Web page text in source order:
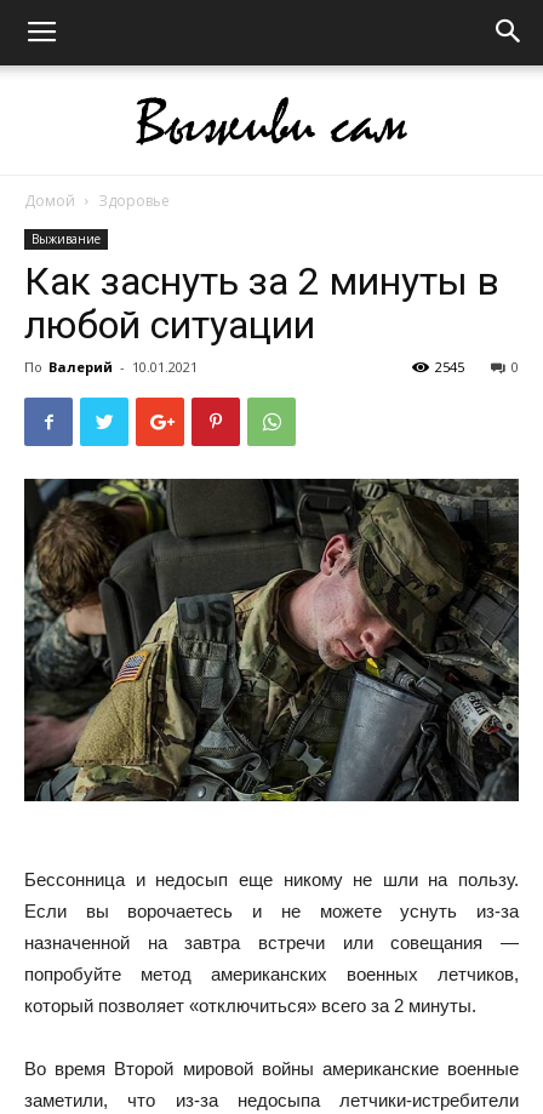
сам
Домой Здоровье
Выживание
Как заснуть за 2 минуты в
любой ситуации
По Валерий - 10.01.2021 0
2545
Бессонница и недосып еще никому не шли на пользу.
Если вы ворочаетесь и не можете уснуть из-за
назначенной на завтра встречи или совещания —
попробуйте метод американских военных летчиков,
который позволяет «отключиться» всего за 2 минуты.
Во время Второй мировой войны американские военные
заметили, что из-за недосыпа летчики-истребители